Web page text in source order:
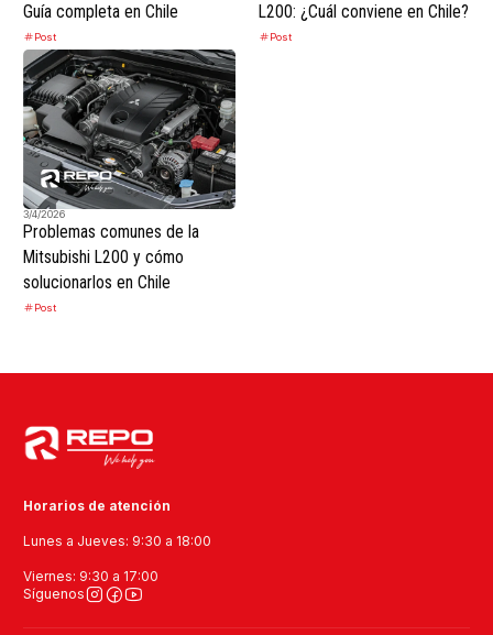
Guía completa en Chile
Post
L200: ¿Cuál conviene en Chile?
Post
3/4/2026
Problemas comunes de la
Mitsubishi L200 y cómo
solucionarlos en Chile
Post
Horarios de atención
Lunes a Jueves: 9:30 a 18:00
Viernes: 9:30 a 17:00
Síguenos